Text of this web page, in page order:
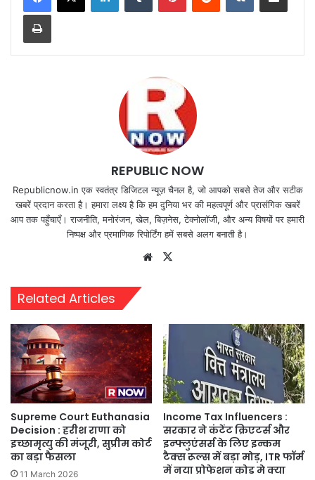
Print
REPUBLIC NOW
Republicnow.in एक स्वतंत्र डिजिटल न्यूज़ चैनल है, जो आपको सबसे तेज और सटीक
खबरें प्रदान करता है। हमारा लक्ष्य है कि हम दुनिया भर की महत्वपूर्ण और प्रासंगिक खबरें
आप तक पहुँचाएँ। राजनीति, मनोरंजन, खेल, बिज़नेस, टेक्नोलॉजी, और अन्य विषयों पर हमारी
निष्पक्ष और प्रमाणिक रिपोर्टिंग हमें सबसे अलग बनाती है।
Website
Related Articles
Supreme Court Euthanasia
Decision : हरीश राणा को
इच्छामृत्यु की मंजूरी, सुप्रीम कोर्ट
का बड़ा फैसला
11 March 2026
Income Tax Influencers :
सरकार ने कंटेंट क्रिएटर्स और
इन्फ्लुएंसर्स के लिए इन्कम
टैक्स रूल्स में बड़ा मोड़, ITR फॉर्म
में नया प्रोफेशन कोड मे क्या